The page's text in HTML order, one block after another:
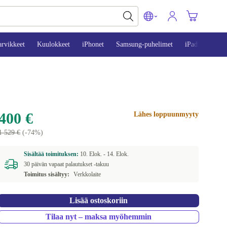
Kuulokkeet iPhonet Samsung-puhelimet iPadit
€
529 €(-74%)
Lähes loppuunmyyty
Sisältää toimituksen: 10. Elok. - 14. Elok.
30 päivän vapaat palautukset -takuu
Toimitus sisältyy:
Verkkolaite
Lisää ostoskoriin
Tilaa nyt – maksa myöhemmin